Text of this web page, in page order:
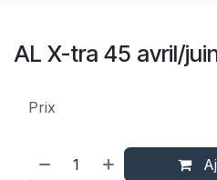
AL X-tra 45 avril/
Prix